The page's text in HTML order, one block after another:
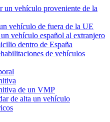
un vehículo proveniente de la
vehículo de fuera de la UE
vehículo español al extranjero
dentro de España
de vehículos
de un VMP
de alta un vehículo